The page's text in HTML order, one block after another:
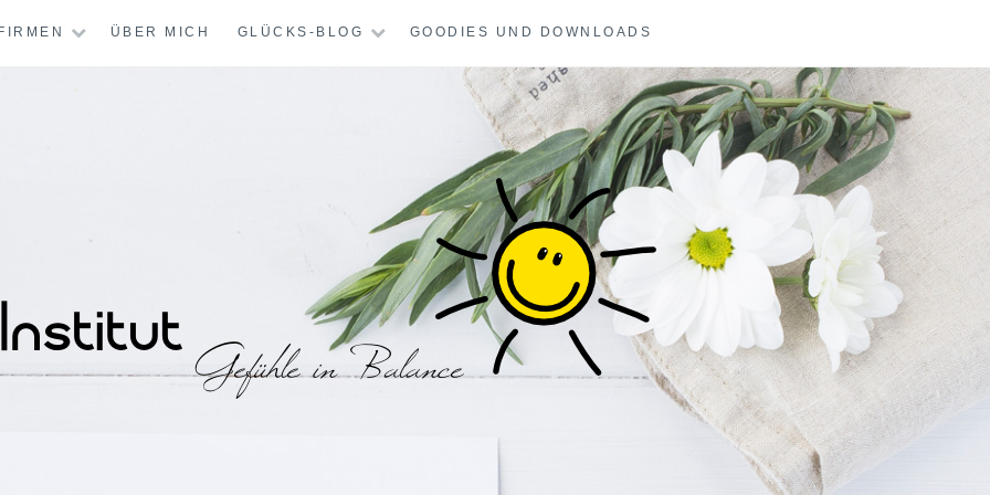
ÜBER MICH GLÜCKS-BLOG GOODIES UND DOWNLOADS
– MENTAL-COACHING UND
GLÜCKLICH?